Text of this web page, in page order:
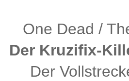
One Dead /
Der Kruzifix-
Der